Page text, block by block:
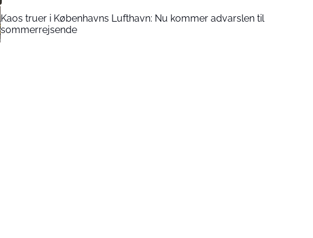
Kaos truer i Københavns Lufthavn: Nu kommer advarslen til
sommerrejsende